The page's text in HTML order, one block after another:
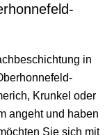
in
Krunkel oder
angeht und haben
Sie sich mit